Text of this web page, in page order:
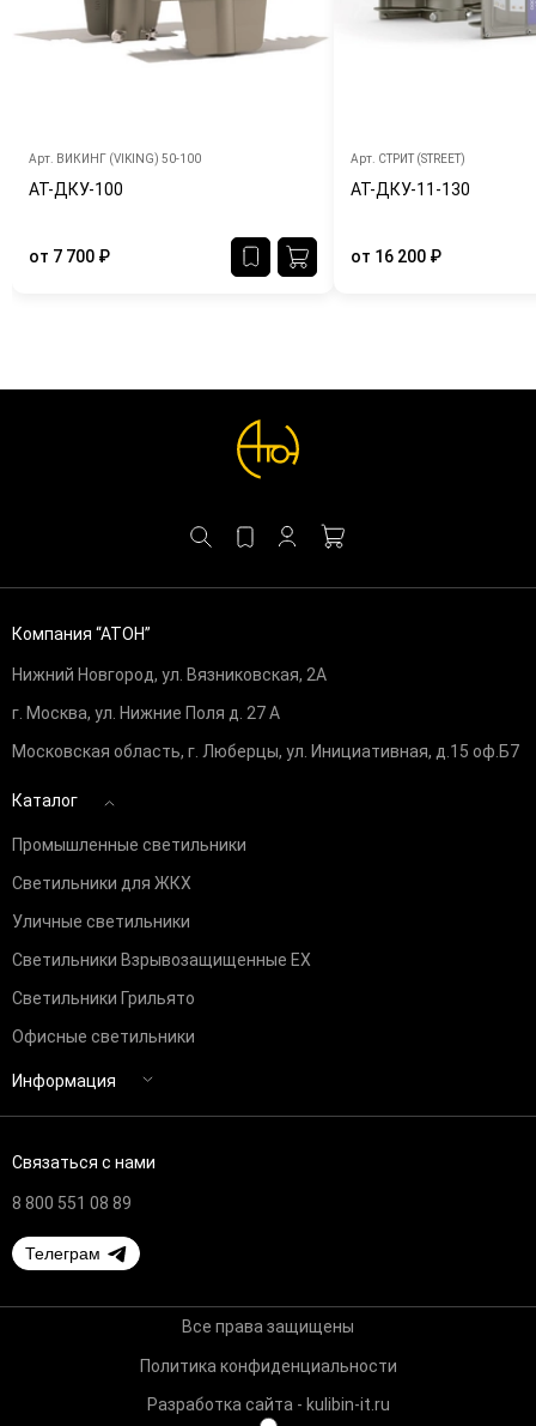
Арт. ВИКИНГ (VIKING) 50-100
АТ-ДКУ-100
от 7 700 ₽
Арт. СТРИТ (STREET)
АТ-ДКУ-11-130
от 16 200 ₽
Компания “АТОН”
Нижний Новгород, ул. Вязниковская, 2А
г. Москва, ул. Нижние Поля д. 27 А
Московская область, г. Люберцы, ул. Инициативная, д.15 оф.Б7
Каталог
Промышленные светильники
Светильники для ЖКХ
Уличные светильники
Светильники Взрывозащищенные EX
Светильники Грильято
Офисные светильники
Информация
Связаться с нами
8 800 551 08 89
Телеграм
Все права защищены
Политика конфиденциальности
Разработка сайта - kulibin-it.ru